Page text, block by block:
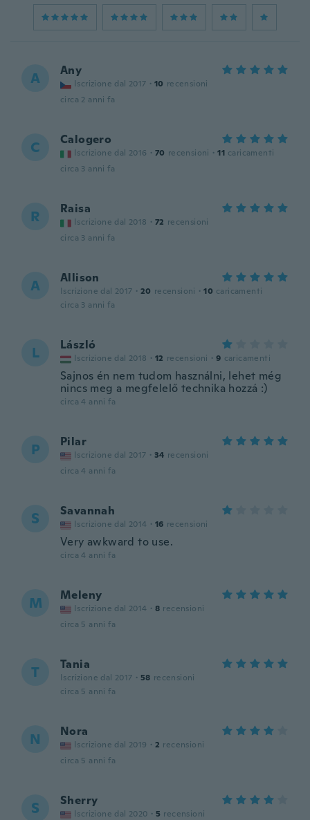
A Any
Iscrizione dal 2017 · 10 recensioni
circa 2 anni fa
C Calogero
Iscrizione dal 2016 · 70 recensioni · 11 caricamenti
circa 3 anni fa
R Raisa
Iscrizione dal 2018 · 72 recensioni
circa 3 anni fa
A Allison
Iscrizione dal 2017 · 20 recensioni · 10 caricamenti
circa 3 anni fa
L László
Iscrizione dal 2018 · 12 recensioni · 9 caricamenti
Sajnos én nem tudom használni, lehet még
nincs meg a megfelelő technika hozzá :)
circa 4 anni fa
P Pilar
Iscrizione dal 2017 · 34 recensioni
circa 4 anni fa
S Savannah
Iscrizione dal 2014 · 16 recensioni
Very awkward to use.
circa 4 anni fa
M Meleny
Iscrizione dal 2014 · 8 recensioni
circa 5 anni fa
T Tania
Iscrizione dal 2017 · 58 recensioni
circa 5 anni fa
N Nora
Iscrizione dal 2019 · 2 recensioni
circa 5 anni fa
S Sherry
Iscrizione dal 2020 · 5 recensioni